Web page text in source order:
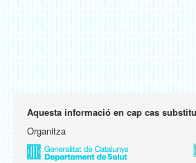
Aquesta informació en cap cas
Organitza